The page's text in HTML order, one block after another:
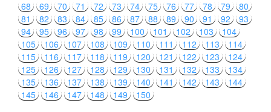
68
69 70 71 72 73 74 75 76 77 78 79
80
81
82 83 84 85 86 87 88 89 90 91 92
93
94
95 96 97 98 99 100 101 102 103
104
105
106 107 108 109 110 111 112 113
114
115
116 117 118 119 120 121 122 123
124
125
126 127 128 129 130 131 132 133
134
135
136 137 138 139 140 141 142 143
144
145
146 147 148 149 150